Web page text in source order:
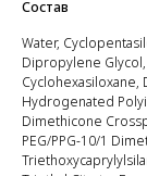
Состав
Water,
Dipropylene
Cyclohexasiloxane,
Hydrogenated
Dimethicone
PEG/PPG-10/1